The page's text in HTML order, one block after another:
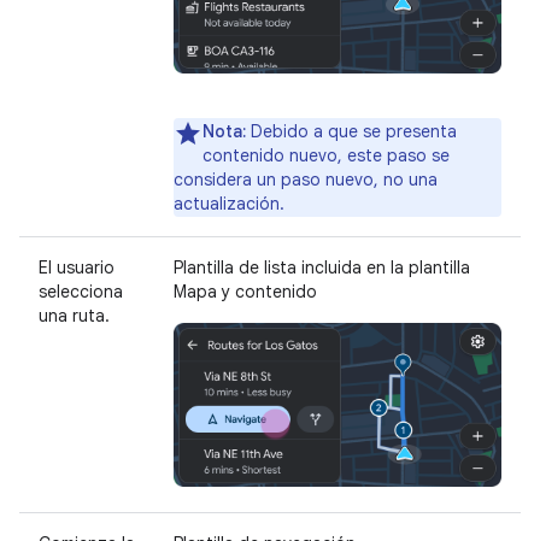
Nota: Debido a que se presenta
contenido nuevo, este paso se
considera un paso nuevo, no una
actualización.
El usuario
selecciona
una ruta.
Plantilla de lista incluida en la plantilla
Mapa y contenido